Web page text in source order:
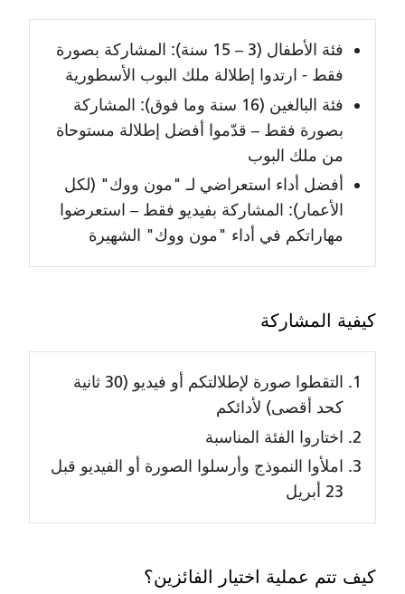
فئة الأطفال (3 – 15 سنة): المشاركة بصورة
فقط - ارتدوا إطلالة ملك البوب الأسطورية
فئة البالغين (16 سنة وما فوق): المشاركة
بصورة فقط – قدّموا أفضل إطلالة مستوحاة
من ملك البوب
أفضل أداء استعراضي لـ "مون ووك" (لكل
الأعمار): المشاركة بفيديو فقط – استعرضوا
مهاراتكم في أداء "مون ووك" الشهيرة
كيفية المشاركة
التقطوا صورة لإطلالتكم أو فيديو (30 ثانية
كحد أقصى) لأدائكم
اختاروا الفئة المناسبة
املأوا النموذج وأرسلوا الصورة أو الفيديو قبل
23 أبريل
كيف تتم عملية اختيار الفائزين؟